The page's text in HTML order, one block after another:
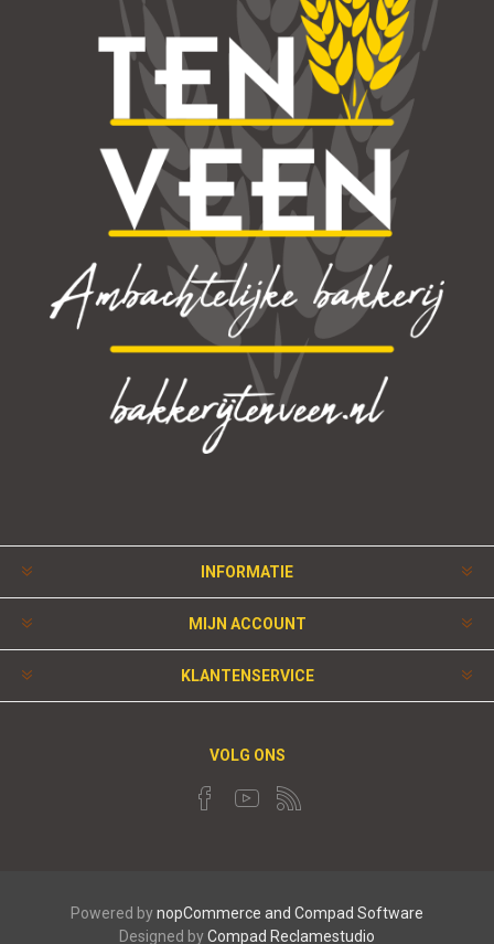
INFORMATIE
MIJN ACCOUNT
KLANTENSERVICE
VOLG ONS
Powered bynopCommerce and Compad Software
Designed byCompad Reclamestudio